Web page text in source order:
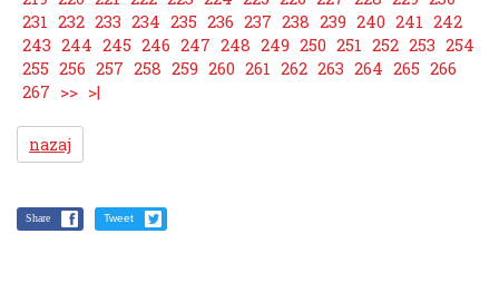
231 232 233 234 235 236 237 238 239 240 241 242
243 244 245 246 247 248 249 250 251 252 253 254
255 256 257 258 259 260 261 262 263 264 265 266
267 >> >|
nazaj
Share Tweet